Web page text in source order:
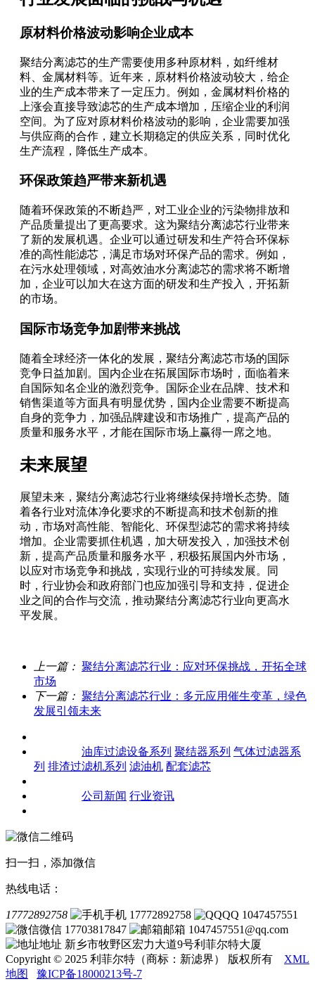
原材料价格波动影响企业成本
聚结分离滤芯的生产需要使用多种原材料，如纤维材
料、金属材料等。近年来，原材料价格波动较大，给企
业的生产成本带来了一定压力。例如，金属材料价格的
上涨会直接导致滤芯的生产成本增加，压缩企业的利润
空间。为了应对原材料价格波动的影响，企业需要加强
与供应商的合作，建立长期稳定的供应关系，同时优化
生产流程，降低生产成本。
环保政策趋严带来新机遇
随着环保政策的不断趋严，对工业企业的污染物排放和
产品质量提出了更高要求。这为聚结分离滤芯行业带来
了新的发展机遇。企业可以通过研发和生产符合环保标
准的高性能滤芯，满足市场对环保产品的需求。例如，
在污水处理领域，对高效油水分离滤芯的需求将不断增
加，企业可以加大在这方面的研发和生产投入，开拓新
的市场。
国际市场竞争加剧带来挑战
随着全球经济一体化的发展，聚结分离滤芯市场的国际
竞争日益加剧。国内企业在拓展国际市场时，面临着来
自国际知名企业的激烈竞争。国际企业在品牌、技术和
销售渠道等方面具有明显优势，国内企业需要不断提高
自身的竞争力，加强品牌建设和市场推广，提高产品的
质量和服务水平，才能在国际市场上赢得一席之地。
未来展望
展望未来，聚结分离滤芯行业将继续保持增长态势。随
着各行业对流体净化要求的不断提高和技术创新的推
动，市场对高性能、智能化、环保型滤芯的需求将持续
增加。企业需要抓住机遇，加大研发投入，加强技术创
新，提高产品质量和服务水平，积极拓展国内外市场，
以应对市场竞争和挑战，实现行业的可持续发展。同
时，行业协会和政府部门也应加强引导和支持，促进企
业之间的合作与交流，推动聚结分离滤芯行业向更高水
平发展。
上一篇： 聚结分离滤芯行业：应对环保挑战，开拓全球
市场
下一篇： 聚结分离滤芯行业：多元应用催生变革，绿色
发展引领未来
油库过滤设备系列 聚结器系列 气体过滤器系
列 排渣过滤机系列 滤油机 配套滤芯
公司新闻 行业资讯
扫一扫，添加微信
热线电话：
17772892758 手机 17772892758
QQ 1047457551
微信 17703817847
邮箱 1047457551@qq.com
地址 新乡市牧野区宏力大道9号利菲尔特大厦
Copyright © 2025 利菲尔特（商标：新滤界） 版权所有 XML
地图
豫ICP备18000213号-7